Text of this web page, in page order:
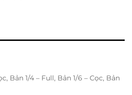
Bản 1/4 – Full, Bản 1/6 – Cọc, Bản